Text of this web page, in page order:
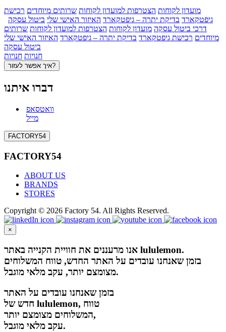
מועדון לקוחות הצטרפות למועדון לקוחות שרותים מיוחדים רכישת
גיפטקארד בדיקת יתרה – גיפטקארד האיזור האישי שלי ביטול עסקה
דרכי ביטול עסקה מועדון לקוחות הצטרפות למועדון לקוחות שרותים
מיוחדים רכישת גיפטקארד בדיקת יתרה – גיפטקארד האיזור האישי שלי
ביטול עסקה
חנויות חנויות
איך אפשר לעזור?
דברו איתנו
וואטסאפ
מייל
FACTORY54
FACTORY54
ABOUT US
BRANDS
STORES
Copyright © 2026 Factory 54. All Rights Reserved.
×
אנו מרעננים את חוויית הקנייה באתר lululemon.
בזמן שאנחנו עובדים על האתר החדש, טווח המשלוחים
מצומצם יותר, עקב מלאי מוגבל.
בזמן שאנחנו עובדים על האתר
חדש של lululemon, טווח
המשלוחים מצומצם יותר,
עקב מלאי מוגבל.